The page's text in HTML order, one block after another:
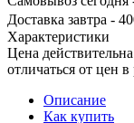
Доставка завтра -
Характеристики
Цена
отличаться от цен
Описание
Как купить